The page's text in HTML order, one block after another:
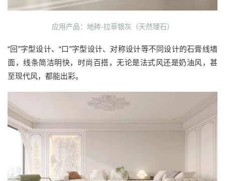
应用产品：地砖-拉菲银灰（天然理石）
“回”字型设计、“口”字型设计、对称设计等不同设计的石膏线墙
面，线条简洁明快，时尚百搭，无论是法式风还是奶油风，甚
至现代风，都能出彩。